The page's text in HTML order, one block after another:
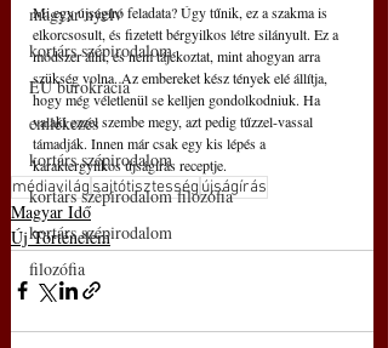
magyar nyelv
kortárs szépirodalom
EU bürokrácia
emlékezés
kortárs szépirodalom
kortárs szépirodalom filozófia
kortárs szépirodalom
filozófia
Mi egy újságíró feladata? Úgy tűnik, ez a szakma is
elkorcsosult, és fizetett bérgyilkos létre silányult. Ez a
módszer állít, és nem tájékoztat, mint ahogyan arra
szükség volna. Az embereket kész tények elé állítja,
hogy még véletlenül se kelljen gondolkodniuk. Ha
valaki ezzel szembe megy, azt pedig tűzzel-vassal
támadják. Innen már csak egy kis lépés a
karaktergyilkos újságírás receptje.
médiavilág sajtótisztesség újságírás
Magyar Idő
Új Történelem